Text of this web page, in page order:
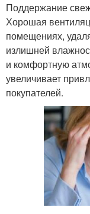
Поддержание
Хорошая
помещениях,
излишней
и комфортную
увеличивает
покупателей.